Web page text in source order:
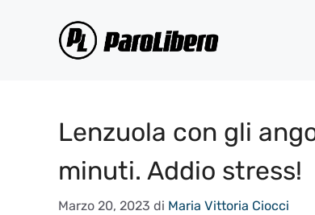
Lenzuola con gli
minuti. Addio stress!
Marzo 20, 2023 di Maria Vittoria Ciocci